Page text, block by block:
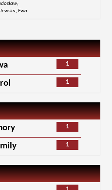
Ewa
1
1
1
1